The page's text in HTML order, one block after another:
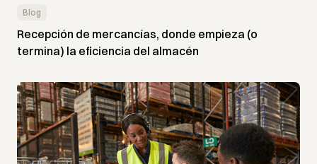
Blog
Recepción de mercancías, donde empieza (o
termina) la eficiencia del almacén